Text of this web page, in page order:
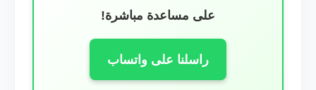
على مساعدة مباشرة!
راسلنا على واتساب